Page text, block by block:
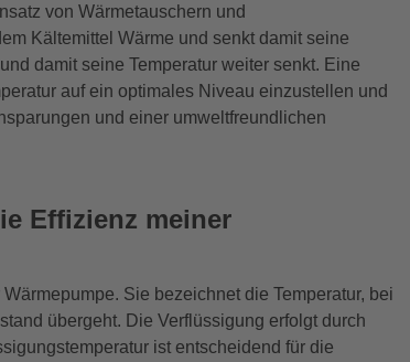
von Wärmetauschern und
Kältemittel Wärme und senkt damit seine
damit seine Temperatur weiter senkt. Eine
auf ein optimales Niveau einzustellen und
und einer umweltfreundlichen
Effizienz meiner
Sie bezeichnet die Temperatur, bei
übergeht. Die Verflüssigung erfolgt durch
ist entscheidend für die